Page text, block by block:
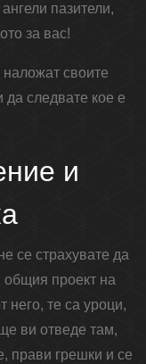
пазители,
за вас!
своите
да следвате кое е
и
се страхувате да
общия проект на
него, те са уроци,
ви отведе там,
прави грешки и се